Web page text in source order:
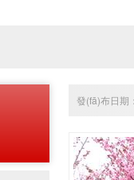
發(fā)布日期